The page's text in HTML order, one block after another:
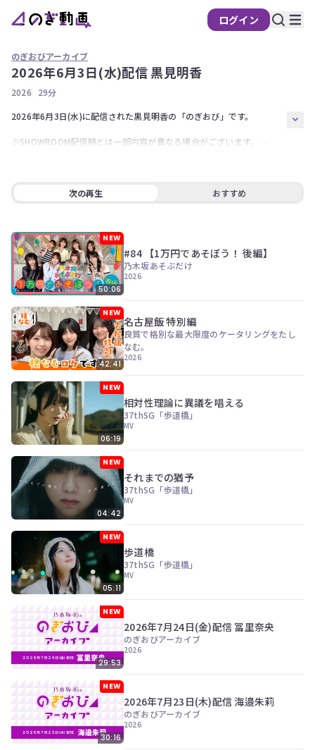
ログイン
の
動
定
は、
す。
今
す
ぐ
会
員
登
録
のぎおびアーカイブ
2026年6月3日(水)配信 黒見明香
2026
29分
2026年6月3日(水)に配信された黒見明香の「のぎおび」です。
※SHOWROOM配信時とは一部内容が異なる場合がございます。
次の再生 おすすめ
NEW
50:06
#84 【1万円であそぼう！ 後編】
乃木坂あそぶだけ
2026
NEW
42:41
名古屋飯 特別編
良質で格別な最大限度のケータリングをたし
なむ。
2026
NEW
06:19
相対性理論に異議を唱える
37thSG「歩道橋」
MV
NEW
04:42
それまでの猶予
37thSG「歩道橋」
MV
NEW
05:11
歩道橋
37thSG「歩道橋」
MV
NEW
29:53
2026年7月24日(金)配信 冨里奈央
のぎおびアーカイブ
2026
NEW
30:16
2026年7月23日(木)配信 海邉朱莉
のぎおびアーカイブ
2026